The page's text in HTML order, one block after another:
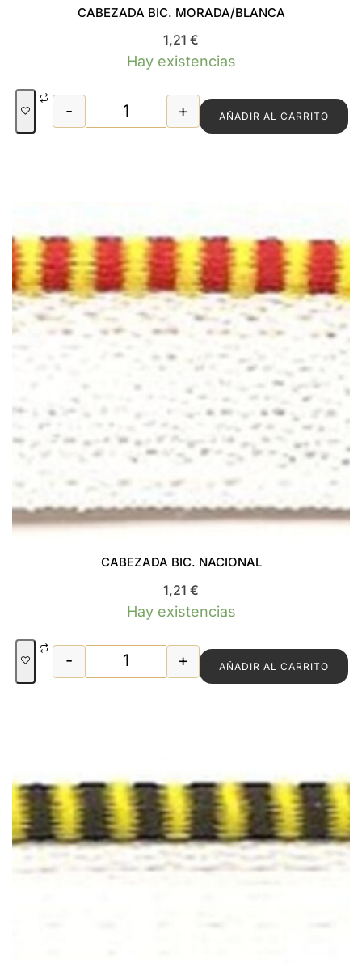
CABEZADA BIC. MORADA/BLANCA
1,21 €
Hay existencias
CABEZADA BIC. MORADA/BLANCA
- + AÑADIR AL CARRITO
CABEZADA BIC. NACIONAL
1,21 €
Hay existencias
CABEZADA BIC. NACIONAL cantidad
- + AÑADIR AL CARRITO